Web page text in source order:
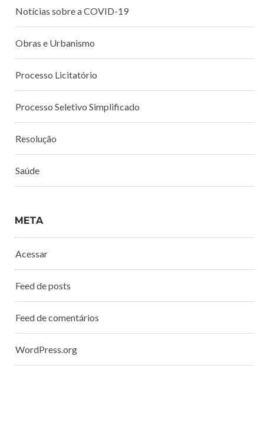
Notícias sobre a COVID-19
Obras e Urbanismo
Processo Licitatório
Processo Seletivo Simplificado
Resolução
Saúde
META
Acessar
Feed de posts
Feed de comentários
WordPress.org